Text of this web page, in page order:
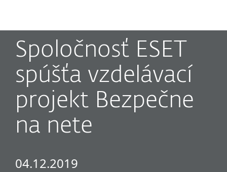
Spoločnosť ESET
spúšťa vzdelávací
projekt Bezpečne
na nete
04.12.2019